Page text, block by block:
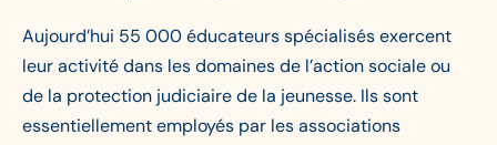
Aujourd’hui 55 000 éducateurs spécialisés exercent
leur activité dans les domaines de l’action sociale ou
de la protection judiciaire de la jeunesse. Ils sont
essentiellement employés par les associations